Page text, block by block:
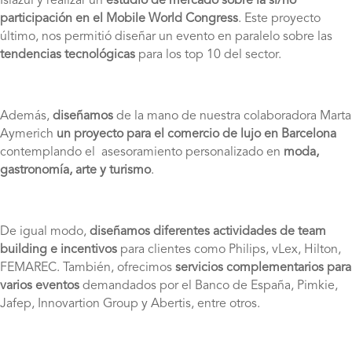
participación en el Mobile World Congress. Este proyecto
último, nos permitió diseñar un evento en paralelo sobre las
tendencias tecnológicas para los top 10 del sector.
Además, diseñamos de la mano de nuestra colaboradora Marta
Aymerich un proyecto para el comercio de lujo en Barcelona
contemplando el asesoramiento personalizado en moda,
gastronomía, arte y turismo.
De igual modo, diseñamos diferentes actividades de team
building e incentivos para clientes como Philips, vLex, Hilton,
FEMAREC. También, ofrecimos servicios complementarios para
varios eventos demandados por el Banco de España, Pimkie,
Jafep, Innovartion Group y Abertis, entre otros.